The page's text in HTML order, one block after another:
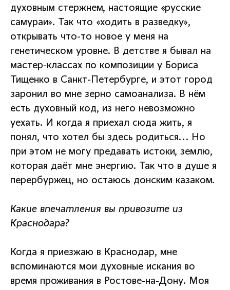
духовным стержнем, настоящие «русские
самураи». Так что «ходить в разведку»,
открывать что-то новое у меня на
генетическом уровне. В детстве я бывал на
мастер-классах по композиции у Бориса
Тищенко в Санкт-Петербурге, и этот город
заронил во мне зерно самоанализа. В нём
есть духовный код, из него невозможно
уехать. И когда я приехал сюда жить, я
понял, что хотел бы здесь родиться... Но
при этом не могу предавать истоки, землю,
которая даёт мне энергию. Так что в душе я
перербуржец, но остаюсь донским казаком.
Какие впечатления вы привозите из
Краснодара?
Когда я приезжаю в Краснодар, мне
вспоминаются мои духовные искания во
время проживания в Ростове-на-Дону. Моя